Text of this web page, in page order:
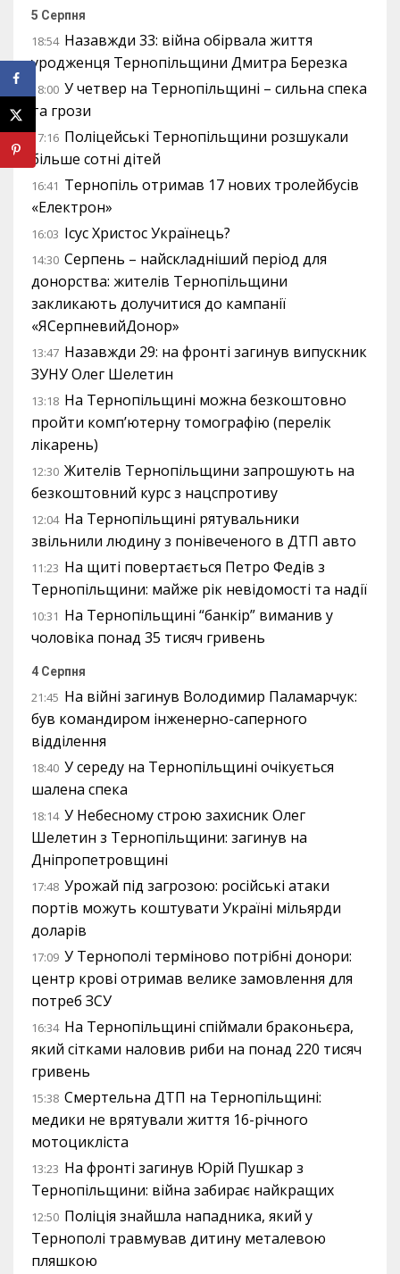
5 Серпня
18:54 Назавжди 33: війна обірвала життя
уродженця Тернопільщини Дмитра Березка
18:00 У четвер на Тернопільщині – сильна спека
та грози
17:16 Поліцейські Тернопільщини розшукали
більше сотні дітей
16:41 Тернопіль отримав 17 нових тролейбусів
«Електрон»
16:03 Ісус Христос Українець?
14:30 Серпень – найскладніший період для
донорства: жителів Тернопільщини
закликають долучитися до кампанії
«ЯСерпневийДонор»
13:47 Назавжди 29: на фронті загинув випускник
ЗУНУ Олег Шелетин
13:18 На Тернопільщині можна безкоштовно
пройти комп’ютерну томографію (перелік
лікарень)
12:30 Жителів Тернопільщини запрошують на
безкоштовний курс з нацспротиву
12:04 На Тернопільщині рятувальники
звільнили людину з понівеченого в ДТП авто
11:23 На щиті повертається Петро Федів з
Тернопільщини: майже рік невідомості та надії
10:31 На Тернопільщині “банкір” виманив у
чоловіка понад 35 тисяч гривень
4 Серпня
21:45 На війні загинув Володимир Паламарчук:
був командиром інженерно-саперного
відділення
18:40 У середу на Тернопільщині очікується
шалена спека
18:14 У Небесному строю захисник Олег
Шелетин з Тернопільщини: загинув на
Дніпропетровщині
17:48 Урожай під загрозою: російські атаки
портів можуть коштувати Україні мільярди
доларів
17:09 У Тернополі терміново потрібні донори:
центр крові отримав велике замовлення для
потреб ЗСУ
16:34 На Тернопільщині спіймали браконьєра,
який сітками наловив риби на понад 220 тисяч
гривень
15:38 Смертельна ДТП на Тернопільщині:
медики не врятували життя 16-річного
мотоцикліста
13:23 На фронті загинув Юрій Пушкар з
Тернопільщини: війна забирає найкращих
12:50 Поліція знайшла нападника, який у
Тернополі травмував дитину металевою
пляшкою